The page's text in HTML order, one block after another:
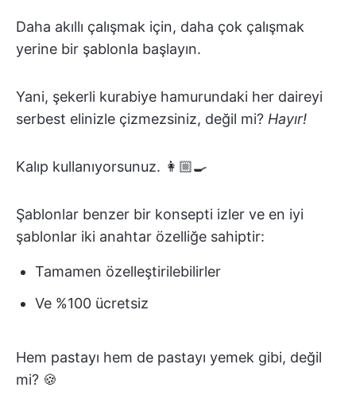
Daha akıllı çalışmak için, daha çok çalışmak
yerine bir şablonla başlayın.
Yani, şekerli kurabiye hamurundaki her daireyi
serbest elinizle çizmezsiniz, değil mi? Hayır!
Kalıp kullanıyorsunuz. 👩🏼‍🍳
Şablonlar benzer bir konsepti izler ve en iyi
şablonlar iki anahtar özelliğe sahiptir:
Tamamen özelleştirilebilirler
Ve %100 ücretsiz
Hem pastayı hem de pastayı yemek gibi, değil
mi? 🍪